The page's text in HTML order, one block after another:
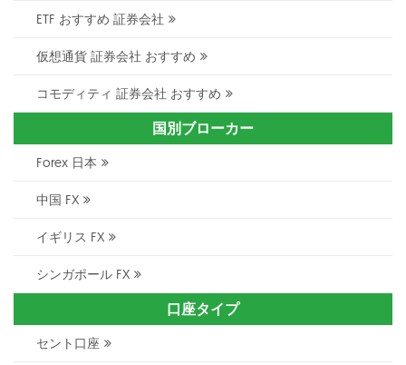
ETF おすすめ 証券会社
仮想通貨 証券会社 おすすめ
コモディティ 証券会社 おすすめ
国別ブローカー
Forex 日本
中国 FX
イギリス FX
シンガポール FX
口座タイプ
セント口座